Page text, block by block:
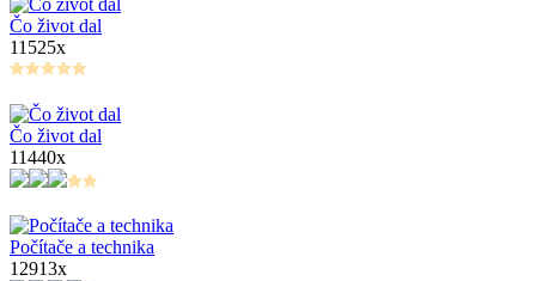
Čo život dal
11525x
Čo život dal
11440x
Počítače a technika
12913x